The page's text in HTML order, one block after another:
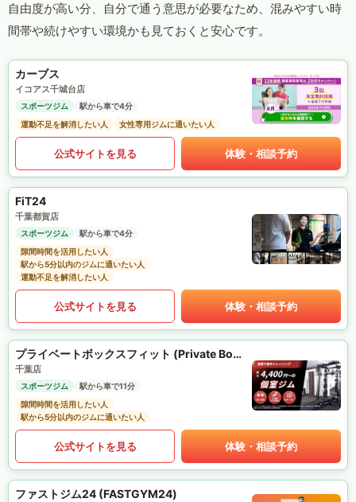
自由度が高い分、自分で通う意思が必要なため、混みやすい時
間帯や続けやすい環境かも見ておくと安心です。
カーブス
イコアス千城台店
スポーツジム
駅から車で4分
運動不足を解消したい人
女性専用ジムに通いたい人
公式サイトを見る 体験・相談予約
FiT24
千葉都賀店
スポーツジム
駅から車で4分
隙間時間を活用したい人
駅から5分以内のジムに通いたい人
運動不足を解消したい人
公式サイトを見る 体験・相談予約
プライベートボックスフィット (Private Box Fit)
千葉店
スポーツジム
駅から車で11分
隙間時間を活用したい人
駅から5分以内のジムに通いたい人
公式サイトを見る 体験・相談予約
ファストジム24 (FASTGYM24)